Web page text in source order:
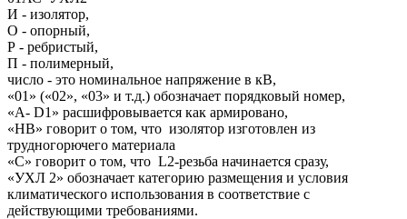
И - изолятор,
О - опорный,
Р - ребристый,
П - полимерный,
число - это номинальное напряжение в кВ,
«01» («02», «03» и т.д.) обозначает порядковый номер,
«А- D1» расшифровывается как армировано,
«НВ» говорит о том, что изолятор изготовлен из
трудногорючего материала
«С» говорит о том, что L2-резьба начинается сразу,
«УХЛ 2» обозначает категорию размещения и условия
климатического использования в соответствие с
действующими требованиями.